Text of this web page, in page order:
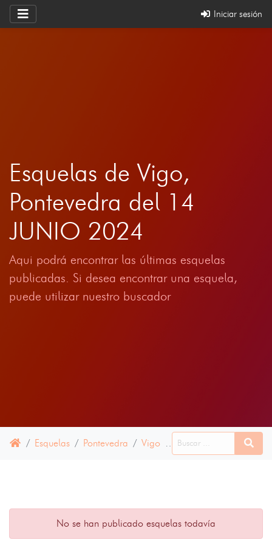
Iniciar sesión
Esquelas de Vigo,
Pontevedra del 14
JUNIO 2024
Aqui podrá encontrar las últimas esquelas
publicadas. Si desea encontrar una esquela,
puede utilizar nuestro buscador
Esquelas Pontevedra Vigo 14 JUNIO 2024
No se han publicado esquelas todavía